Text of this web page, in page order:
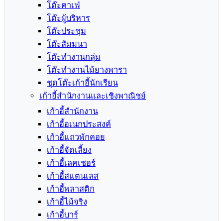
โต๊ะคาเฟ่
โต๊ะผู้บริหาร
โต๊ะประชุม
โต๊ะสัมมนา
โต๊ะทำงานกลุ่ม
โต๊ะทำงานไม้ยางพารา
ชุดโต๊ะเก้าอี้นักเรียน
เก้าอี้สำนักงานและเชิงพาณิชย์
เก้าอี้สำนักงาน
เก้าอี้อเนกประสงค์
เก้าอี้แถวพักคอย
เก้าอี้จัดเลี้ยง
เก้าอี้เลคเชอร์
เก้าอี้สแตนเลส
เก้าอี้พลาสติก
เก้าอี้ไม้จริง
เก้าอี้บาร์